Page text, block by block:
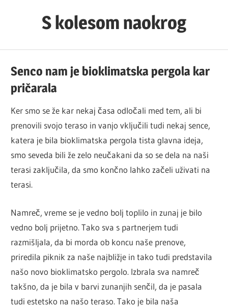
S kolesom naokrog
Senco nam je bioklimatska pergola kar
pričarala
Ker smo se že kar nekaj časa odločali med tem, ali bi
prenovili svojo teraso in vanjo vključili tudi nekaj sence,
katera je bila bioklimatska pergola tista glavna ideja,
smo seveda bili že zelo neučakani da so se dela na naši
terasi zaključila, da smo končno lahko začeli uživati na
terasi.
Namreč, vreme se je vedno bolj toplilo in zunaj je bilo
vedno bolj prijetno. Tako sva s partnerjem tudi
razmišljala, da bi morda ob koncu naše prenove,
priredila piknik za naše najbližje in tako tudi predstavila
našo novo bioklimatsko pergolo. Izbrala sva namreč
takšno, da je bila v barvi zunanjih senčil, da je pasala
tudi estetsko na našo teraso. Tako je bila naša